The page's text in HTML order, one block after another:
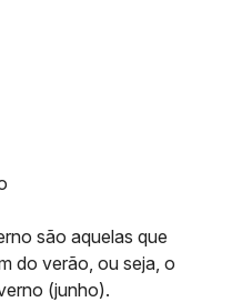
são aquelas que
do verão, ou seja, o
(junho).